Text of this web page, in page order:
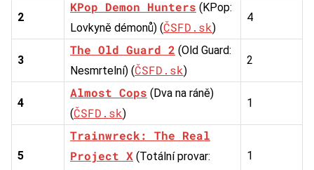
2
KPop Demon Hunters (KPop:
Lovkyně démonů) (ČSFD.sk)
4
3
The Old Guard 2 (Old Guard:
Nesmrtelní) (ČSFD.sk)
2
4
Almost Cops (Dva na ráně)
(ČSFD.sk)
1
5
Trainwreck: The Real
Project X (Totální provar:
1